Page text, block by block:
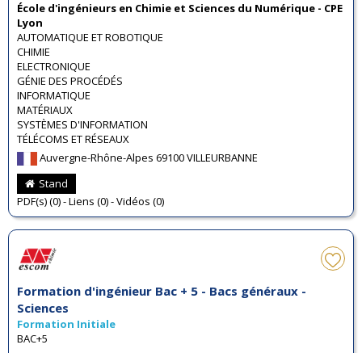
École d'ingénieurs en Chimie et Sciences du Numérique - CPE
Lyon
AUTOMATIQUE ET ROBOTIQUE
CHIMIE
ELECTRONIQUE
GÉNIE DES PROCÉDÉS
INFORMATIQUE
MATÉRIAUX
SYSTÈMES D'INFORMATION
TÉLÉCOMS ET RÉSEAUX
Auvergne-Rhône-Alpes 69100 VILLEURBANNE
Stand
PDF(s) (0) - Liens (0) - Vidéos (0)
Formation d'ingénieur Bac + 5 - Bacs généraux -
Sciences
Formation Initiale
BAC+5